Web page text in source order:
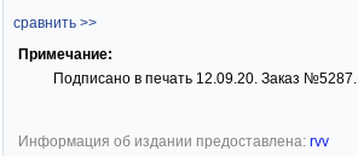
сравнить >>
Примечание:
Подписано в печать 12.09.20. Заказ №5287.
Информация об издании предоставлена: rvv